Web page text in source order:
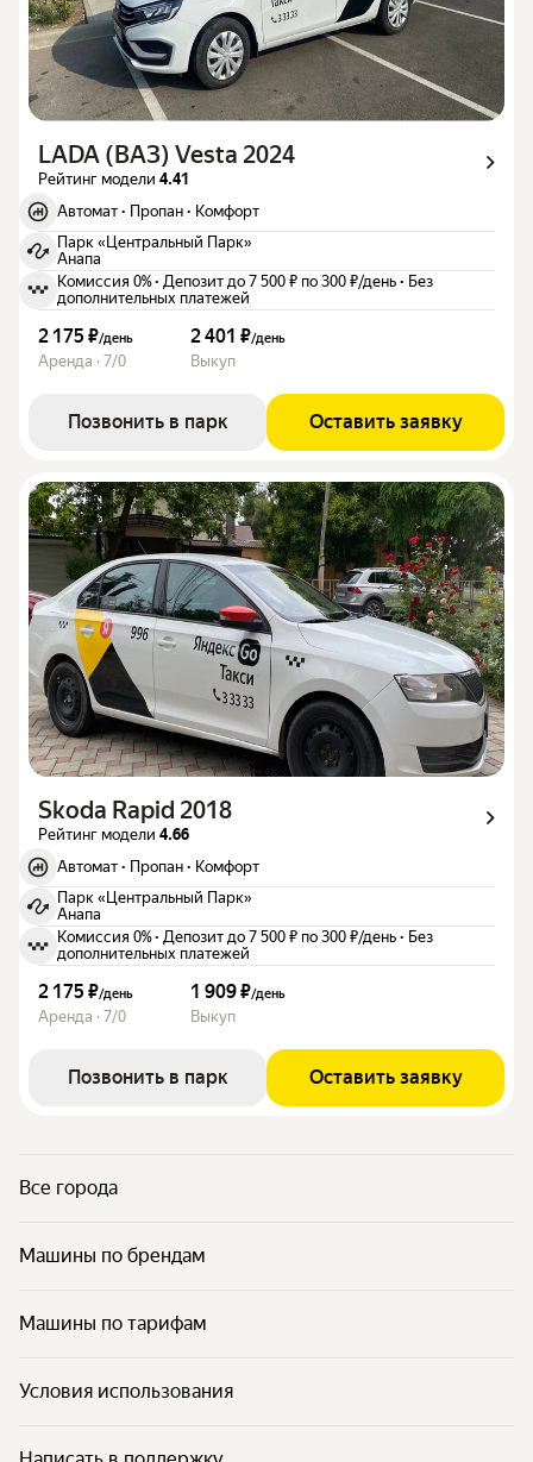
LADA (ВАЗ) Vesta 2024
Рейтинг модели 4.41
Автомат · Пропан · Комфорт
Парк «Центральный Парк»
Анапа
Комиссия 0%· Депозит до 7 500 ₽ по 300 ₽/день · Без
дополнительных платежей
2 175 ₽/день
Аренда · 7/0
2 401 ₽/день
Выкуп
Позвонить в парк Оставить заявку
Skoda Rapid 2018
Рейтинг модели 4.66
Автомат · Пропан · Комфорт
Парк «Центральный Парк»
Анапа
Комиссия 0%· Депозит до 7 500 ₽ по 300 ₽/день · Без
дополнительных платежей
2 175 ₽/день
Аренда · 7/0
1 909 ₽/день
Выкуп
Позвонить в парк Оставить заявку
Все города
Машины по брендам
Машины по тарифам
Условия использования